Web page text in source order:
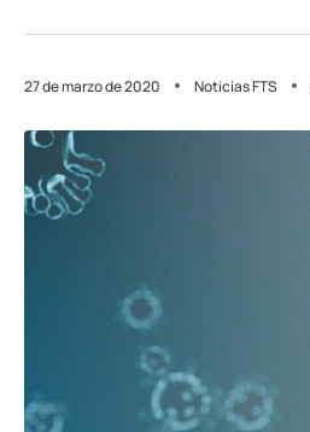
27 de marzo de 2020 Noticias FTS